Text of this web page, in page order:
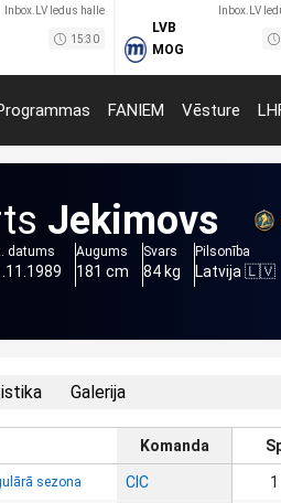
Inbox.LV ledus halle
15:30
Inbox.LV
LVB
MOG
FANIEM Vēsture
Jekimovs
datums Augums
181 cm
Svars
84 kg
Pilsonība
Latvija 🇱🇻
Galerija
Komanda
sezona CIC 1